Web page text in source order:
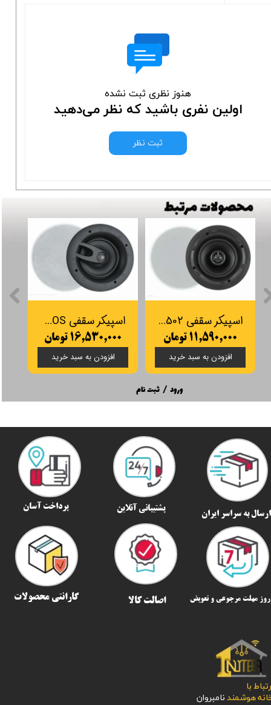
هنوز نظری ثبت نشده
اولین نفری باشید که نظر می‌دهید
ثبت نظر
اسپیکر سقفی SOS مدل SP602
۱۶,۵۳۰,۰۰۰ تومان
افزودن به سبد خرید
اسپیکر سقفی SP502
۱۱,۵۹۰,۰۰۰ تومان
افزودن به سبد خرید
ورود / ثبت نام
با
هوشمند نامبروان
ارسال به سراسر ایران​​​​​​​
پشتیبانی آنلاین پرداخت آسان
اصالت کالا گارانتی محصولات